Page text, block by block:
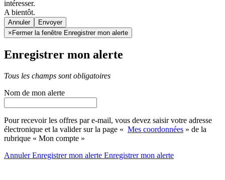
intéresser.
A bientôt.
Annuler
× Fermer la fenêtre Enregistrer mon alerte
Enregistrer mon alerte
Tous les champs sont obligatoires
Nom de mon alerte
Pour recevoir les offres par e-mail, vous devez saisir votre adresse
électronique et la valider sur la page « Mes coordonnées » de la
rubrique « Mon compte »
AnnulerEnregistrer mon alerte Enregistrermon alerte